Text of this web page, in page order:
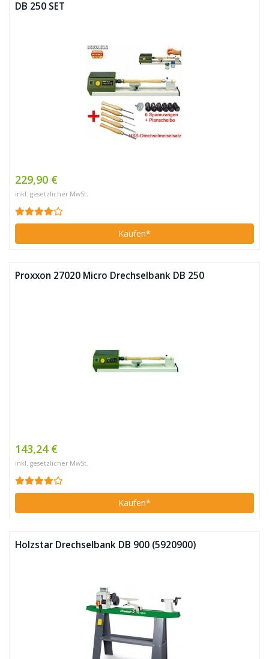
DB 250 SET
229,90 €
inkl. gesetzlicher MwSt.
Kaufen*
Proxxon 27020 Micro Drechselbank DB 250
143,24 €
inkl. gesetzlicher MwSt.
Kaufen*
Holzstar Drechselbank DB 900 (5920900)